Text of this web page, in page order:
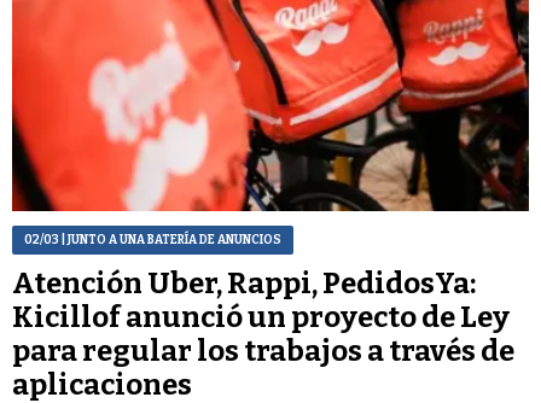
02/03 | JUNTO A UNA BATERÍA DE ANUNCIOS
Atención Uber, Rappi, PedidosYa:
Kicillof anunció un proyecto de Ley
para regular los trabajos a través de
aplicaciones